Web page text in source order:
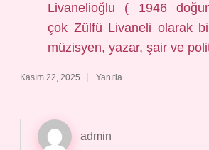
Livanelioğlu ( 1946
çok Zülfü Livaneli olarak
müzisyen, yazar, şair ve
Kasım 22, 2025 Yanıtla
admin